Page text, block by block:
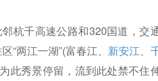
杭千高速公路和320国道，交
两江一湖”(富春江、 新安江、
此秀景停留，流到此处禁不住